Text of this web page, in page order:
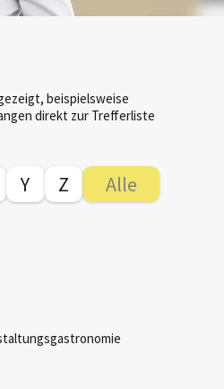
beispielsweise
direkt zur Trefferliste
Y Z Alle